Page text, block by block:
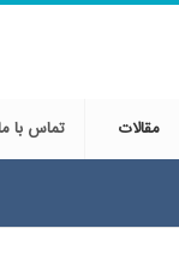
مقالات تماس با